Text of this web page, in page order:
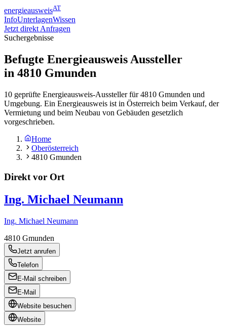
energieausweisAT
InfoUnterlagenWissen
Jetzt direkt Anfragen
Suchergebnisse
Befugte Energieausweis Aussteller
in 4810 Gmunden
10 geprüfte Energieausweis-Aussteller für 4810 Gmunden und
Umgebung. Ein Energieausweis ist in Österreich beim Verkauf, der
Vermietung und beim Neubau von Gebäuden gesetzlich
vorgeschrieben.
Home
Oberösterreich
4810 Gmunden
Direkt vor Ort
Ing. Michael Neumann
Ing. Michael Neumann
4810 Gmunden
Jetzt anrufen
Telefon
E-Mail schreiben
E-Mail
Website besuchen
Website